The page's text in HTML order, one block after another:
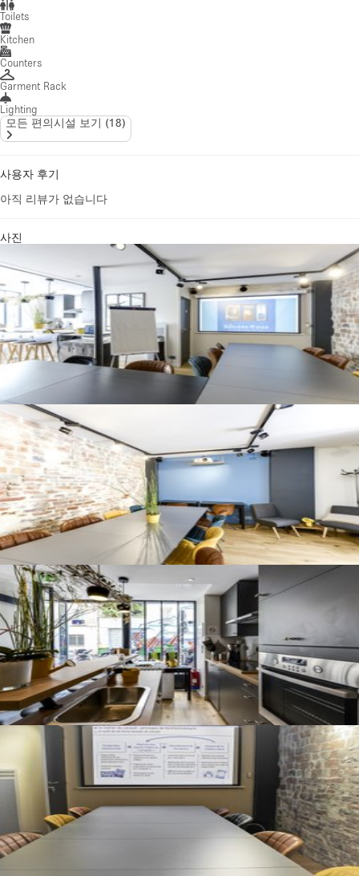
Toilets
Kitchen
Counters
Garment Rack
Lighting
모든 편의시설 보기 (18)
사용자 후기
아직 리뷰가 없습니다
사진